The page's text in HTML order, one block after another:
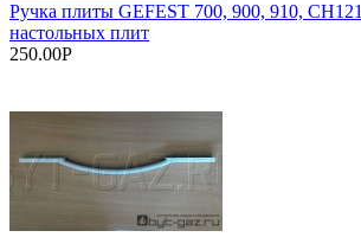
Ручка плиты GEFEST 700, 900, 910,
настольных плит
250.00Р